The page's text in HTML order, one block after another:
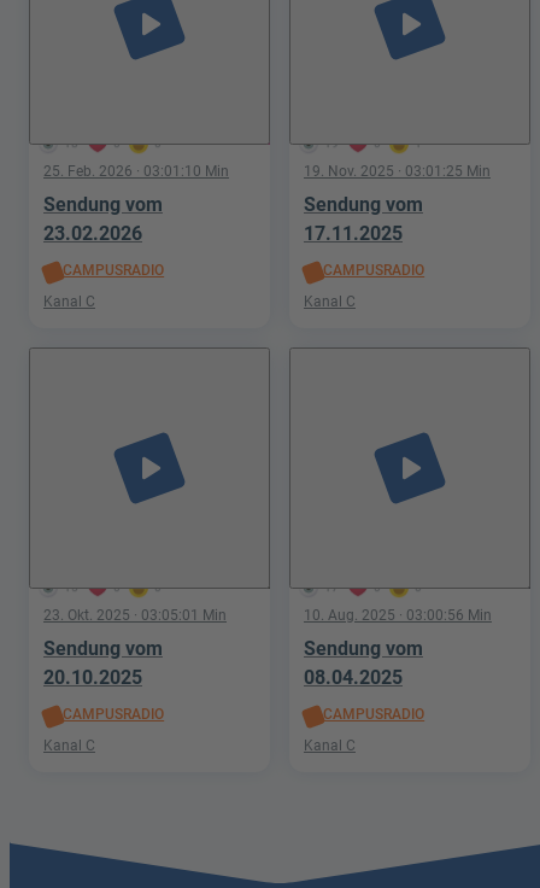
18 0 0
play_arrow
25. Feb. 2026 · 03:01:10 Min
Sendung vom
23.02.2026
CAMPUSRADIO
Kanal C
19 0 1
play_arrow
19. Nov. 2025 · 03:01:25 Min
Sendung vom
17.11.2025
CAMPUSRADIO
Kanal C
15 0 0
play_arrow
23. Okt. 2025 · 03:05:01 Min
Sendung vom
20.10.2025
CAMPUSRADIO
Kanal C
17 0 0
play_arrow
10. Aug. 2025 · 03:00:56 Min
Sendung vom
08.04.2025
CAMPUSRADIO
Kanal C